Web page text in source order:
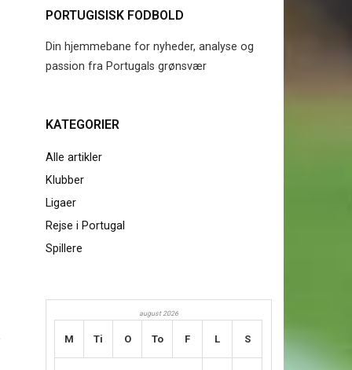
PORTUGISISK FODBOLD
Din hjemmebane for nyheder, analyse og
passion fra Portugals grønsvær
KATEGORIER
Alle artikler
Klubber
Ligaer
Rejse i Portugal
Spillere
august 2026
M Ti O To F L S